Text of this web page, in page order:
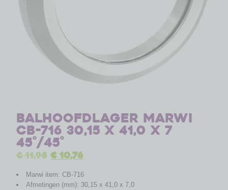
Balhoofdlager Marwi
CB-716 30,15 x 41,0 x 7
45°/45°
€11,95 €10,76
Marwi item: CB-716
Afmetingen (mm): 30,15 x 41,0 x 7,0